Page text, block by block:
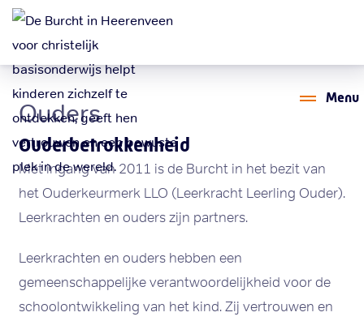
Menu
Ouders
Ouderbetrokkenheid
Met ingang van 2011 is de Burcht in het bezit van
het Ouderkeurmerk LLO (Leerkracht Leerling Ouder).
Leerkrachten en ouders zijn partners.
Leerkrachten en ouders hebben een
gemeenschappelijke verantwoordelijkheid voor de
schoolontwikkeling van het kind. Zij vertrouwen en